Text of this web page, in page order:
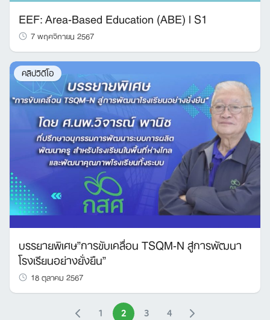
EEF: Area-Based Education (ABE) l S1
7 พฤศจิกายน 2567
คลิปวิดีโอ
บรรยายพิเศษ”การขับเคลื่อน TSQM-N สู่การพัฒนา
โรงเรียนอย่างยั่งยืน”
18 ตุลาคม 2567
1 2 3 4